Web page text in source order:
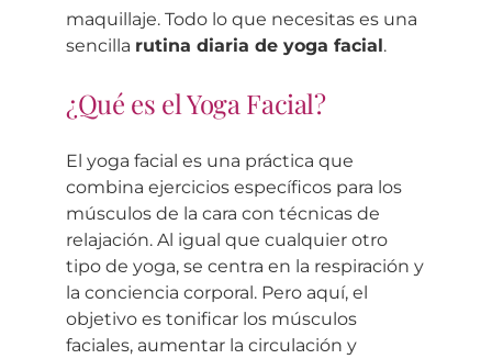
maquillaje. Todo lo que necesitas es una
sencilla rutina diaria de yoga facial.
¿Qué es el Yoga Facial?
El yoga facial es una práctica que
combina ejercicios específicos para los
músculos de la cara con técnicas de
relajación. Al igual que cualquier otro
tipo de yoga, se centra en la respiración y
la conciencia corporal. Pero aquí, el
objetivo es tonificar los músculos
faciales, aumentar la circulación y